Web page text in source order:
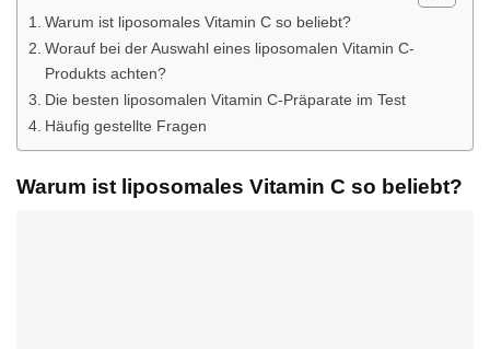
Warum ist liposomales Vitamin C so beliebt?
Worauf bei der Auswahl eines liposomalen Vitamin C-
Produkts achten?
Die besten liposomalen Vitamin C-Präparate im Test
Häufig gestellte Fragen
Warum ist liposomales Vitamin C so beliebt?